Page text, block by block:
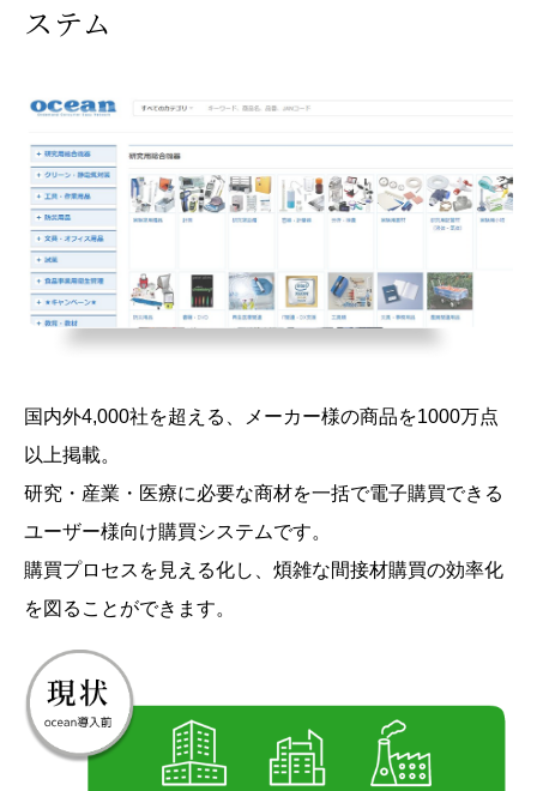
ステム
国内外4,000社を超える、メーカー様の商品を1000万点
以上掲載。
研究・産業・医療に必要な商材を一括で電子購買できる
ユーザー様向け購買システムです。
購買プロセスを見える化し、煩雑な間接材購買の効率化
を図ることができます。